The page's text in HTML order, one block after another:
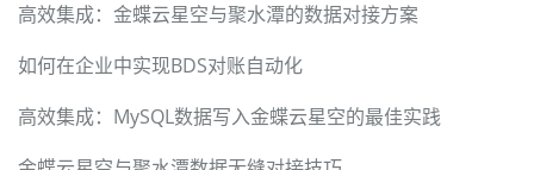
高效集成：金蝶云星空与聚水潭的数据对接方案
如何在企业中实现BDS对账自动化
高效集成：MySQL数据写入金蝶云星空的最佳实践